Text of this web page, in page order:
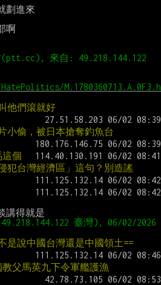
劃進來
啊
來自: 49.218.144.122
M.1780360713.A.0F3.h
他們滾就好
小偷，被日本搶奪釣魚台
個
犯台灣經濟區」這句？別造謠
臺灣), 06/02/2026
是說中國台灣還是中國領土==
父馬英九下令軍艦護漁